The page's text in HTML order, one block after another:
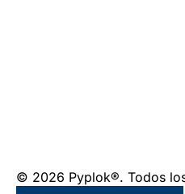
© 2026 Pyplok®. Todos